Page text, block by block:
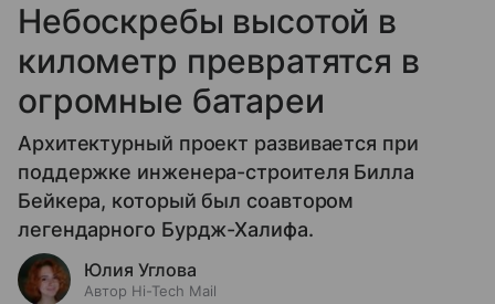
Небоскребы высотой в
километр превратятся в
огромные батареи
Архитектурный проект развивается при
поддержке инженера-строителя Билла
Бейкера, который был соавтором
легендарного Бурдж-Халифа.
Юлия Углова
Автор Hi-Tech Mail